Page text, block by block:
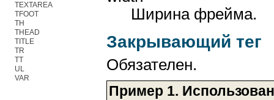
TEXTAREA
TFOOT
TH
THEAD
TITLE
TR
TT
UL
VAR
Ширина фрейма.
Закрывающий тег
Обязателен.
Пример 1.